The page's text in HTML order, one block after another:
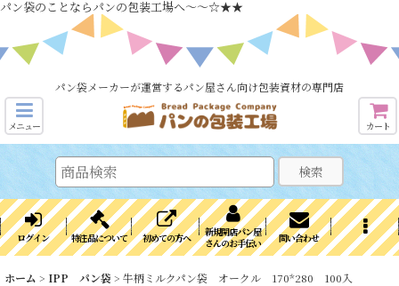
パン袋のことならパンの包装工場へ～～☆★★
パン袋メーカーが運営するパン屋さん向け包装資材の専門店
メニュー カート
検索
ログイン 特注品について 初めての方へ
新規開店パン屋
さんのお手伝い
問い合わせ
ホーム > IPP パン袋 > 牛柄ミルクパン袋 オークル 170*280 100入